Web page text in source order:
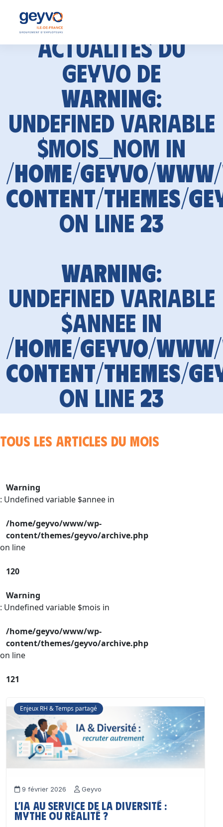
Actualités du
GEYVO de
Warning:
Undefined variable
$mois_nom in
/home/geyvo/
content/themes/
on line 23
Warning:
Undefined variable
$annee in
/home/geyvo/
content/themes/
on line 23
Tous les articles du mois
Warning
: Undefined variable $annee in
/home/geyvo/www/wp-
content/themes/geyvo/archive.php
on line
120
Warning
: Undefined variable $mois in
/home/geyvo/www/wp-
content/themes/geyvo/archive.php
on line
121
Enjeux RH & Temps partagé
9 février 2026 Geyvo
L’IA au service de la diversité :
mythe ou réalité ?